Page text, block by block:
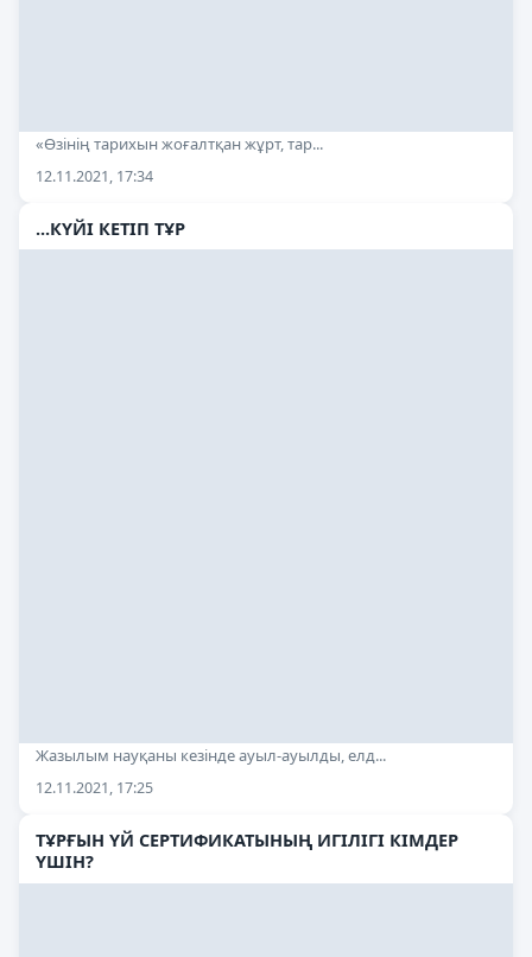
«Өзінің тарихын жоғалтқан жұрт, тар...
12.11.2021, 17:34
...КҮЙІ КЕТІП ТҰР
Жазылым науқаны кезінде ауыл-ауылды, елд...
12.11.2021, 17:25
ТҰРҒЫН ҮЙ СЕРТИФИКАТЫНЫҢ ИГІЛІГІ КІМДЕР
ҮШІН?